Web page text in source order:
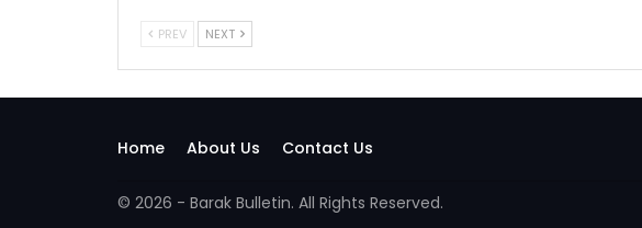
PREV NEXT
Home About Us Contact Us
© 2026 - Barak Bulletin. All Rights Reserved.